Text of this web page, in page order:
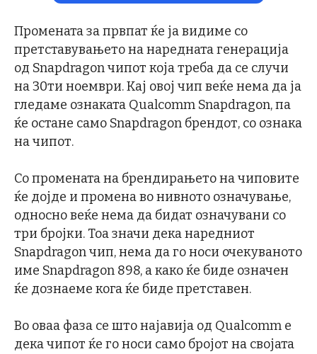
Промената за првпат ќе ја видиме со
претставувањето на наредната генерација
од Snapdragon чипот која треба да се случи
на 30ти ноември. Кај овој чип веќе нема да ја
гледаме ознаката Qualcomm Snapdragon, па
ќе остане само Snapdragon брендот, со ознака
на чипот.
Со промената на брендирањето на чиповите
ќе дојде и промена во нивното означување,
односно веќе нема да бидат означувани со
три бројки. Тоа значи дека наредниот
Snapdragon чип, нема да го носи очекуваното
име Snapdragon 898, а како ќе биде означен
ќе дознаеме кога ќе биде претставен.
Во оваа фаза се што најавија од Qualcomm е
дека чипот ќе го носи само бројот на својата